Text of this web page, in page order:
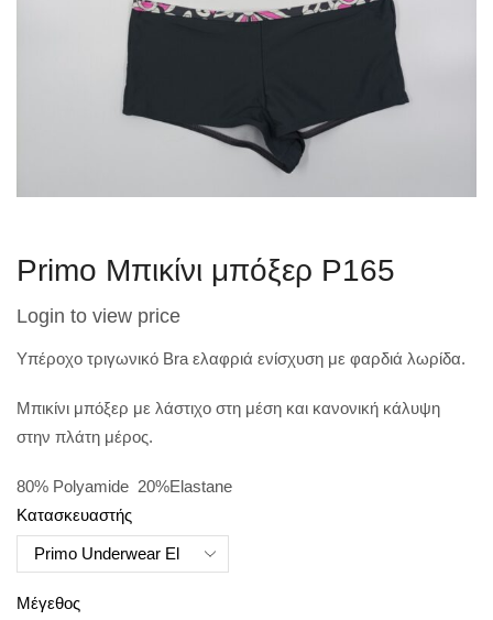
Primo Μπικίνι μπόξερ P165
Login to view price
Υπέροχο τριγωνικό Βra ελαφριά ενίσχυση με φαρδιά λωρίδα.
Μπικίνι μπόξερ με λάστιχο στη μέση και κανονική κάλυψη
στην πλάτη μέρος.
80% Polyamide 20%Elastane
Κατασκευαστής
Μέγεθος